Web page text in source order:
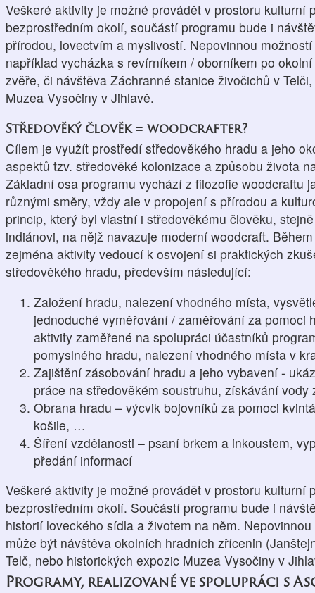
Veškeré aktivity je možné provádět v prostoru kulturní
bezprostředním okolí, součástí programu bude i
přírodou, lovectvím a myslivostí. Nepovinnou
například vycházka s revírníkem / oborníkem po
zvěře, či návštěva Záchranné stanice živočichů v
Muzea Vysočiny v Jihlavě.
Středověký člověk = woodcrafter?
Cílem je využít prostředí středověkého hradu a jeho
aspektů tzv. středověké kolonizace a způsobu života
Základní osa programu vychází z filozofie woodcraftu
různými směry, vždy ale v propojení s přírodou a
princip, který byl vlastní i středověkému člověku,
indiánovi, na nějž navazuje moderní woodcraft.
zejména aktivity vedoucí k osvojení si praktických
středověkého hradu, především následující:
Založení hradu, nalezení vhodného místa,
jednoduché vyměřování / zaměřování za pomoci
aktivity zaměřené na spolupráci účastníků
pomyslného hradu, nalezení vhodného místa v
Zajištění zásobování hradu a jeho vybavení -
práce na středověkém soustruhu, získávání
Obrana hradu – výcvik bojovníků za pomoci
košile, …
Šíření vzdělanosti – psaní brkem a inkoustem,
předání informací
Veškeré aktivity je možné provádět v prostoru kulturní
bezprostředním okolí. Součástí programu bude i
historií loveckého sídla a životem na něm.
může být návštěva okolních hradních zřícenin
Telč, nebo historických expozic Muzea Vysočiny v
Programy, realizované ve spolupráci s